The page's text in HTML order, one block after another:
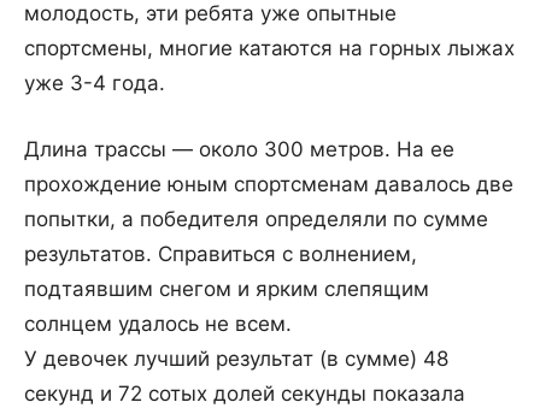
молодость, эти ребята уже опытные
спортсмены, многие катаются на горных лыжах
уже 3-4 года.
Длина трассы — около 300 метров. На ее
прохождение юным спортсменам давалось две
попытки, а победителя определяли по сумме
результатов. Справиться с волнением,
подтаявшим снегом и ярким слепящим
солнцем удалось не всем.
У девочек лучший результат (в сумме) 48
секунд и 72 сотых долей секунды показала